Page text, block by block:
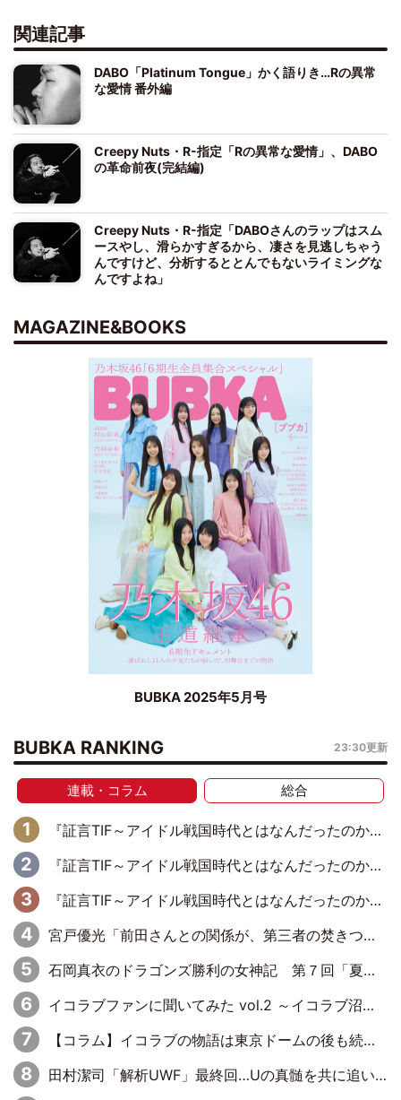
関連記事
DABO「Platinum Tongue」かく語りき…Rの異常
な愛情 番外編
Creepy Nuts・R-指定「Rの異常な愛情」、DABO
の革命前夜(完結編)
Creepy Nuts・R-指定「DABOさんのラップはスム
ースやし、滑らかすぎるから、凄さを見逃しちゃう
んですけど、分析するととんでもないライミングな
んですよね」
MAGAZINE&BOOKS
BUBKA 2025年5月号
BUBKA RANKING 23:30更新
連載・コラム 総合
『証言TIF～アイドル戦国時代とはなんだったのか～』第10回：さくら学院・武藤彩未×飯田らうら「正直、中3で辞めるというのを信じてなくて。そう言われてはいたけど、嘘でしょって」
『証言TIF～アイドル戦国時代とはなんだったのか～』第11回：私立恵比寿中学・真山りか×安本彩花「TIFで10年ぶりのキョンシーメイクをしたら、場を完全に引かせてしまって。時代が変わったんだなって」
『証言TIF～アイドル戦国時代とはなんだったのか～』第8回：Negicco・Nao☆×Megu×Kaede「東京からオファーが来たのと、梨の皮剥きとどっちが大事なんだって」
宮戸優光「前田さんとの関係が、第三者の焚きつけのようなかたちで壊されてしまったのは、悲しいことですよ」【UWF】
石岡真衣のドラゴンズ勝利の女神記 第７回「夏の神宮！11得点どらほー」
イコラブファンに聞いてみた vol.2 ～イコラブ沼ならぬ衣織沼なサイトを開発されたきっかけは…？～
【コラム】イコラブの物語は東京ドームの後も続くのか
田村潔司「解析UWF」最終回…Uの真髄を共に追い求めた桜庭和志